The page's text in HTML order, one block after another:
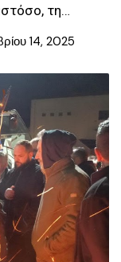
τη…
14, 2025